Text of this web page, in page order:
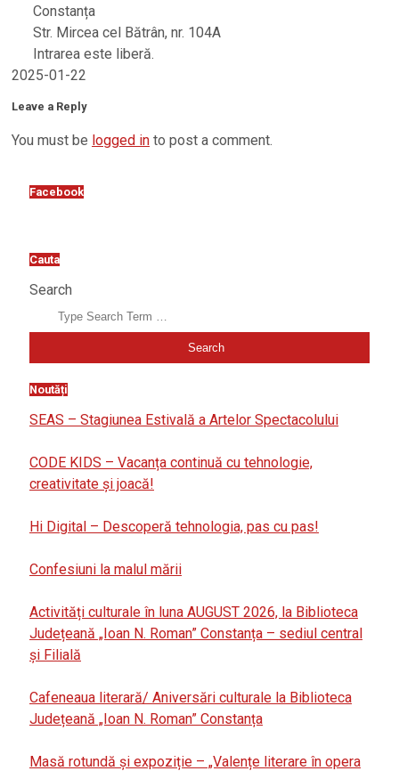
Constanța
Str. Mircea cel Bătrân, nr. 104A
Intrarea este liberă.
2025-01-22
Leave a Reply
You must be logged in to post a comment.
Facebook
Cauta
Search
Noutăți
SEAS – Stagiunea Estivală a Artelor Spectacolului
CODE KIDS – Vacanța continuă cu tehnologie,
creativitate și joacă!
Hi Digital – Descoperă tehnologia, pas cu pas!
Confesiuni la malul mării
Activități culturale în luna AUGUST 2026, la Biblioteca
Județeană „Ioan N. Roman” Constanța – sediul central
și Filială
Cafeneaua literară/ Aniversări culturale la Biblioteca
Județeană „Ioan N. Roman” Constanța
Masă rotundă și expoziție – „Valențe literare în opera